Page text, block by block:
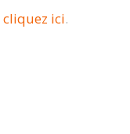
cliquez ici.